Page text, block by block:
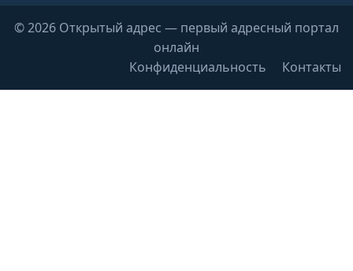
© 2026 Открытый адрес — первый адресный портал
онлайн
Конфиденциальность
Контакты